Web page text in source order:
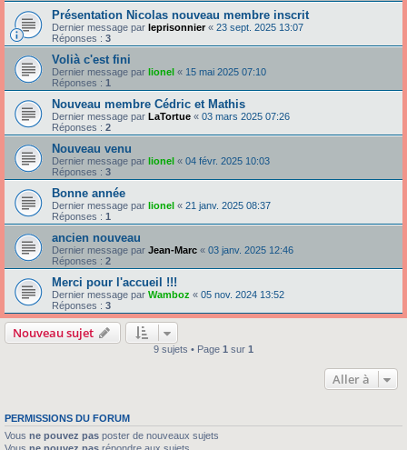
Présentation Nicolas nouveau membre inscrit
Dernier message par leprisonnier« 23 sept. 2025 13:07
Réponses : 3
Volià c'est fini
Dernier message par lionel « 15 mai 2025 07:10
Réponses : 1
Nouveau membre Cédric et Mathis
Dernier message par LaTortue « 03 mars 2025 07:26
Réponses : 2
Nouveau venu
Dernier message par lionel « 04 févr. 2025 10:03
Réponses : 3
Bonne année
Dernier message par lionel « 21 janv. 2025 08:37
Réponses : 1
ancien nouveau
Dernier message par Jean-Marc « 03 janv. 2025 12:46
Réponses : 2
Merci pour l'accueil !!!
Dernier message par Wamboz « 05 nov. 2024 13:52
Réponses : 3
Nouveau sujet
9 sujets • Page 1 sur 1
Aller à
PERMISSIONS DU FORUM
Vous ne pouvez pas poster de nouveaux sujets